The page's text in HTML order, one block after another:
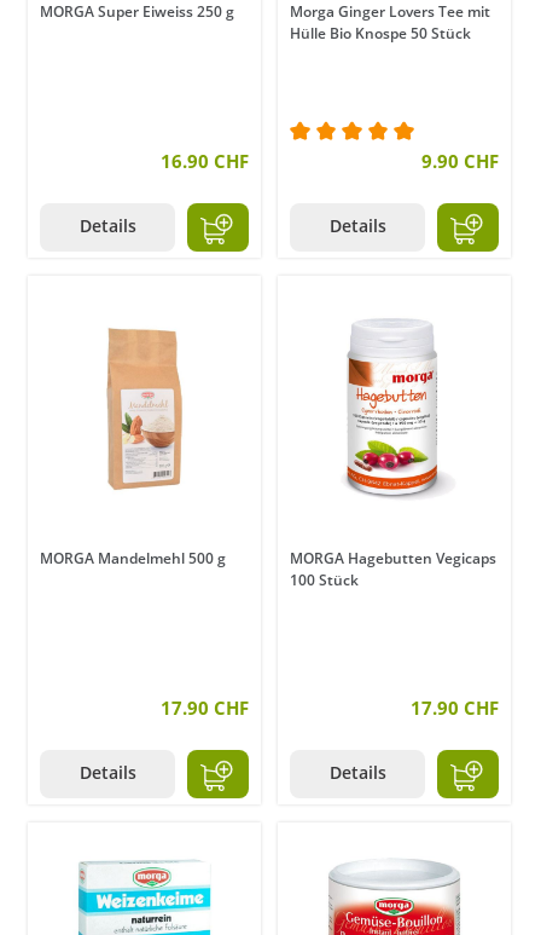
MORGA Super Eiweiss 250 g
16.90 CHF
Details
Morga Ginger Lovers Tee mit
Hülle Bio Knospe 50 Stück
Durchschnittliche
9.90 CHF
Details
MORGA Mandelmehl 500 g
17.90 CHF
Details
MORGA Hagebutten Vegicaps
100 Stück
17.90 CHF
Details